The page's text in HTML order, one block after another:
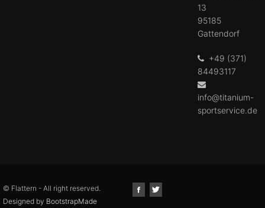
13
95185
Gattendorf
+49 (371)
84493117
info@titanium-
sportservice.de
© Flattern - All right reserved.
Designed by BootstrapMade